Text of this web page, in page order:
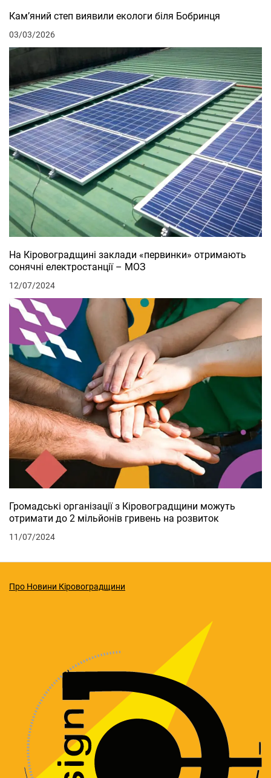
Кам’яний степ виявили екологи біля Бобринця
03/03/2026
На Кіровоградщині заклади «первинки» отримають
сонячні електростанції – МОЗ
12/07/2024
Громадські організації з Кіровоградщини можуть
отримати до 2 мільйонів гривень на розвиток
11/07/2024
Про Новини Кіровоградщини